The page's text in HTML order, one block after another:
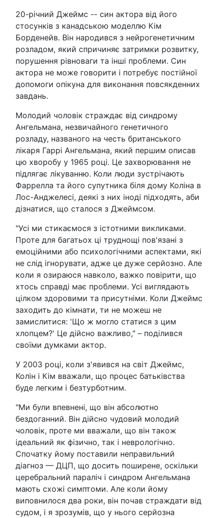
20-річний Джеймс -- син актора від його
стосунків з канадською моделлю Кім
Борденейв. Він народився з нейрогенетичним
розладом, який спричиняє затримки розвитку,
порушення рівноваги та інші проблеми. Син
актора не може говорити і потребує постійної
допомоги опікуна для виконання повсякденних
завдань.
Молодий чоловік страждає від синдрому
Ангельмана, незвичайного генетичного
розладу, названого на честь британського
лікаря Гаррі Ангельмана, який першим описав
цю хворобу у 1965 році. Це захворювання не
підлягає лікуванню. Коли люди зустрічають
Фаррелла та його супутника біля дому Коліна в
Лос-Анджелесі, деякі з них іноді підходять, аби
дізнатися, що сталося з Джеймсом.
"Усі ми стикаємося з істотними викликами.
Проте для багатьох ці труднощі пов'язані з
емоційними або психологічними аспектами, які
не слід ігнорувати, адже це дуже серйозно. Але
коли я озираюся навколо, важко повірити, що
хтось справді має проблеми. Усі виглядають
цілком здоровими та присутніми. Коли Джеймс
заходить до кімнати, ти не можеш не
замислитися: 'Що ж могло статися з цим
хлопцем?' Це дійсно важливо," – поділився
своїми думками актор.
У 2003 році, коли з'явився на світ Джеймс,
Колін і Кім вважали, що процес батьківства
буде легким і безтурботним.
"Ми були впевнені, що він абсолютно
бездоганний. Він дійсно чудовий молодий
чоловік, проте ми вважали, що він також
ідеальний як фізично, так і неврологічно.
Спочатку йому поставили неправильний
діагноз — ДЦП, що досить поширене, оскільки
церебральний параліч і синдром Ангельмана
мають схожі симптоми. Але коли йому
виповнилося два роки, він почав страждати від
судом, і я зрозумів, що у нього серйозна